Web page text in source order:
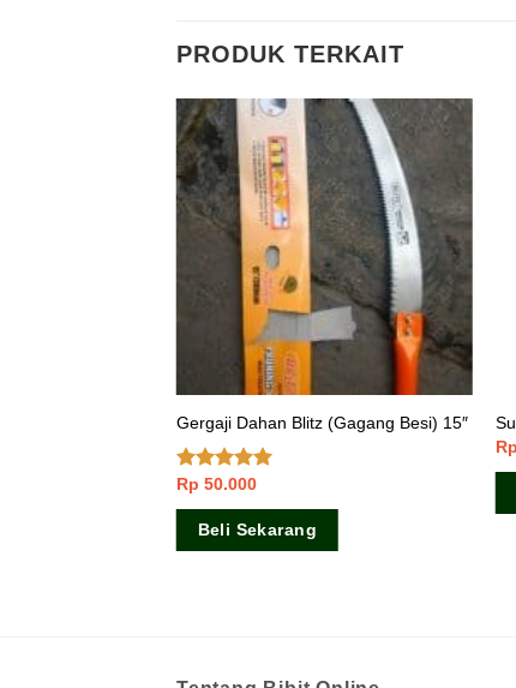
PRODUK TERKAIT
Gergaji Dahan Blitz (Gagang Besi) 15″
Dinilai5.00
Rp 50.000
Beli Sekarang
Rp